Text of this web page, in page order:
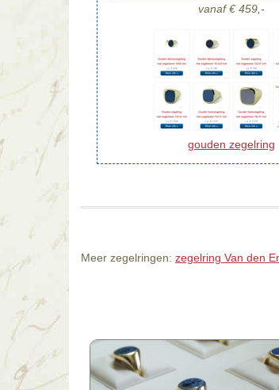
vanaf € 459,-
gouden zegelring
Meer zegelringen: zegelring Van den